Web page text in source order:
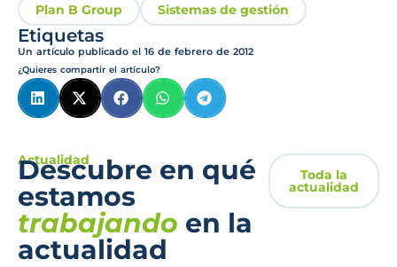
Plan B Group Sistemas de gestión
Etiquetas
Un artículo publicado el 16 de febrero de 2012
¿Quieres compartir el artículo?
Actualidad
Descubre en qué
estamos
trabajando en la
actualidad
Toda la
actualidad